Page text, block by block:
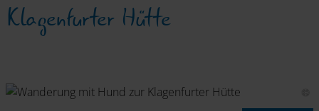
Klagenfurter Hütte